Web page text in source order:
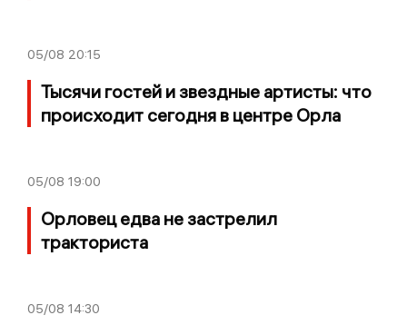
05/08 20:15
Тысячи гостей и звездные артисты: что
происходит сегодня в центре Орла
05/08 19:00
Орловец едва не застрелил
тракториста
05/08 14:30